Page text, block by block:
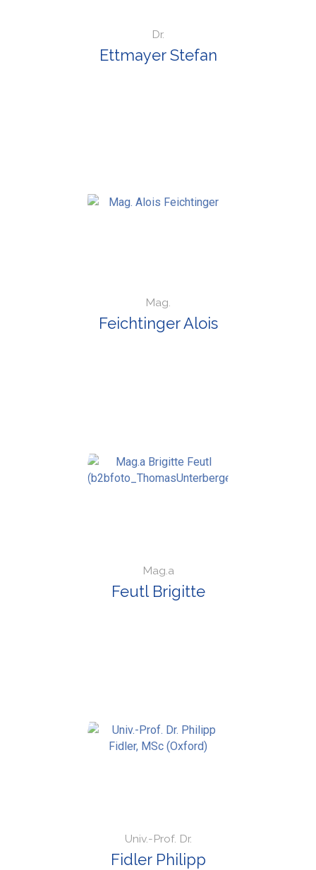
Dr.
Ettmayer Stefan
Mag.
Feichtinger Alois
Mag.a
Feutl Brigitte
Univ.-Prof. Dr.
Fidler Philipp